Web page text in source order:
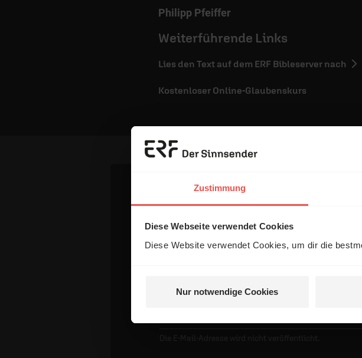
Zustimmung
Diese Webseite verwendet Cookies
Diese Website verwendet Cookies, um dir die
Nur notwendige Cookies
Philipp Pfeiffer
Weiterführende Links
Lies den Text auf dem ERF Bibleserver nach
Kostenloser Online-Glaubenskurs
Dein Kommentar
Name: